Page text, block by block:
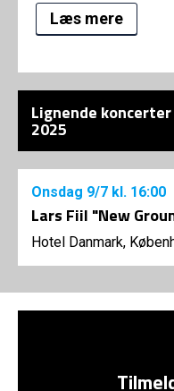
Læs mere
Lignende
2025
Onsdag 9/7 kl. 16:00
Lars Fiil "New
Hotel Danmark,